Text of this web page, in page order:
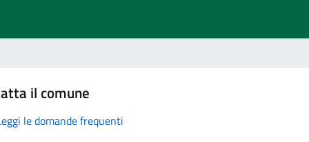
il comune
le domande frequenti